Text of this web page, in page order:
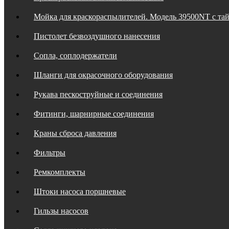
Мойка для краскораспылителей. Модель 39500NT с
Пистолет безвоздушного нанесения
Сопла, соплодержатели
Шланги для окрасочного оборудования
Рукава пескоструйные и соединения
Фитинги, шарнирные соединения
Краны сброса давления
Фильтры
Ремкомплекты
Штоки насоса поршневые
Гильзы насосов